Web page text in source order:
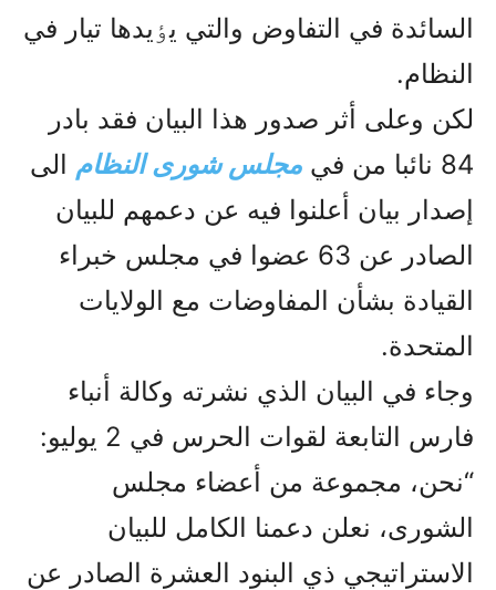
السائدة في التفاوض والتي يٶيدها تيار في
النظام.
لکن وعلى أثر صدور هذا البيان فقد بادر
84 نائبا من في
مجلس شورى النظام الى
إصدار بيان أعلنوا فيه عن دعمهم للبيان
الصادر عن 63 عضوا في مجلس خبراء
القيادة بشأن المفاوضات مع الولايات
المتحدة.
وجاء في البيان الذي نشرته وكالة أنباء
فارس التابعة لقوات الحرس في 2 يوليو:
“نحن، مجموعة من أعضاء مجلس
الشورى، نعلن دعمنا الكامل للبيان
الاستراتيجي ذي البنود العشرة الصادر عن